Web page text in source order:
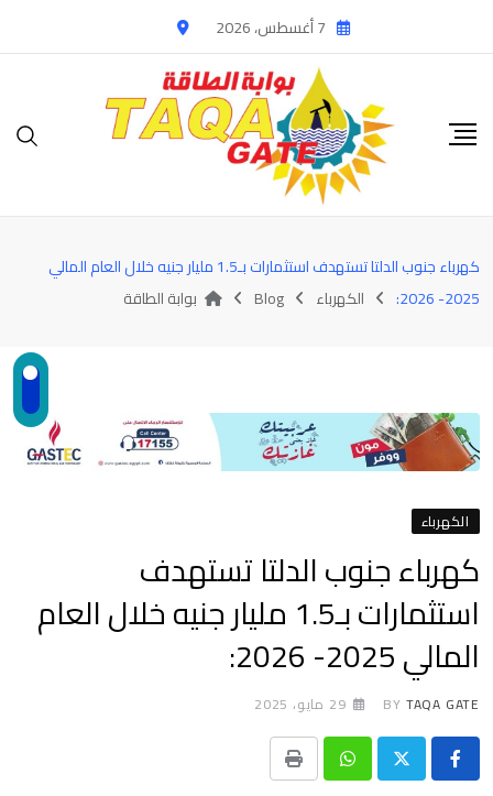
to
7 أغسطس، 2026
كهرباء جنوب الدلتا تستهدف استثمارات بـ1.5 مليار جنيه خلال العام المالي
2025- 2026:
الكهرباء Blog بوابة الطاقة
الكهرباء
كهرباء جنوب الدلتا تستهدف
استثمارات بـ1.5 مليار جنيه خلال العام
المالي 2025- 2026:
BY TAQA GATE 29 مايو، 2025
Whatsapp
Print